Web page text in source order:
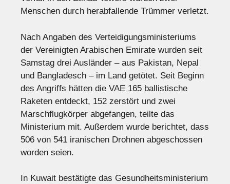
Menschen durch herabfallende Trümmer verletzt.
Nach Angaben des Verteidigungsministeriums
der Vereinigten Arabischen Emirate wurden seit
Samstag drei Ausländer – aus Pakistan, Nepal
und Bangladesch – im Land getötet. Seit Beginn
des Angriffs hätten die VAE 165 ballistische
Raketen entdeckt, 152 zerstört und zwei
Marschflugkörper abgefangen, teilte das
Ministerium mit. Außerdem wurde berichtet, dass
506 von 541 iranischen Drohnen abgeschossen
worden seien.
In Kuwait bestätigte das Gesundheitsministerium